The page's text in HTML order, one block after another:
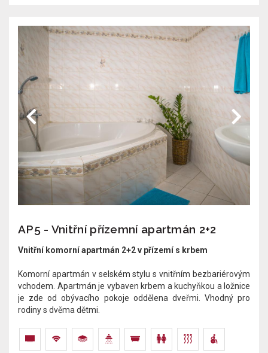
AP5 - Vnitřní přízemní apartmán 2+2
Vnitřní komorní apartmán 2+2 v přízemí s krbem
Komorní apartmán v selském stylu s vnitřním bezbariérovým
vchodem. Apartmán je vybaven krbem a kuchyňkou a ložnice
je zde od obývacího pokoje oddělena dveřmi. Vhodný pro
rodiny s dvěma dětmi.